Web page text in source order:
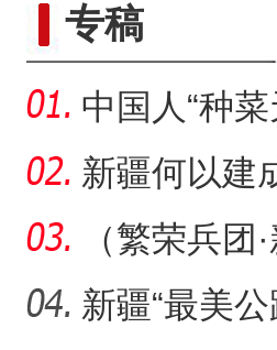
专稿
中国人“种
戈壁荒漠变
新疆何以建
植面积最大
地
（繁荣兵团
程）沙漠瀚
新疆“最美